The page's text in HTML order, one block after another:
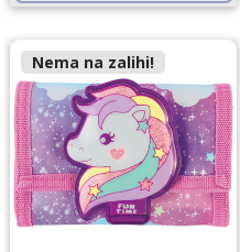
Nema na zalihi!